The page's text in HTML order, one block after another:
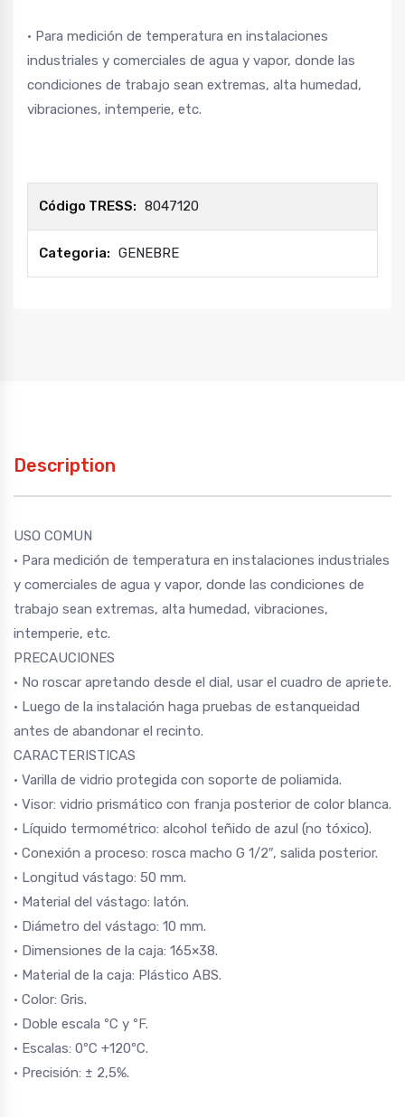
• Para medición de temperatura en instalaciones
industriales y comerciales de agua y vapor, donde las
condiciones de trabajo sean extremas, alta humedad,
vibraciones, intemperie, etc.
Código TRESS: 8047120
Categoria: GENEBRE
Description
USO COMUN
• Para medición de temperatura en instalaciones industriales
y comerciales de agua y vapor, donde las condiciones de
trabajo sean extremas, alta humedad, vibraciones,
intemperie, etc.
PRECAUCIONES
• No roscar apretando desde el dial, usar el cuadro de apriete.
• Luego de la instalación haga pruebas de estanqueidad
antes de abandonar el recinto.
CARACTERISTICAS
• Varilla de vidrio protegida con soporte de poliamida.
• Visor: vidrio prismático con franja posterior de color blanca.
• Líquido termométrico: alcohol teñido de azul (no tóxico).
• Conexión a proceso: rosca macho G 1/2″, salida posterior.
• Longitud vástago: 50 mm.
• Material del vástago: latón.
• Diámetro del vástago: 10 mm.
• Dimensiones de la caja: 165×38.
• Material de la caja: Plástico ABS.
• Color: Gris.
• Doble escala ºC y ºF.
• Escalas: 0ºC +120ºC.
• Precisión: ± 2,5%.